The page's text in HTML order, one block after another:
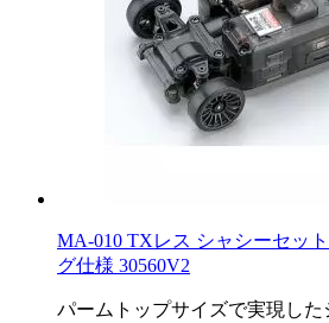
MA-010 TXレス シャシーセッ
グ仕様 30560V2
パームトップサイズで実現し